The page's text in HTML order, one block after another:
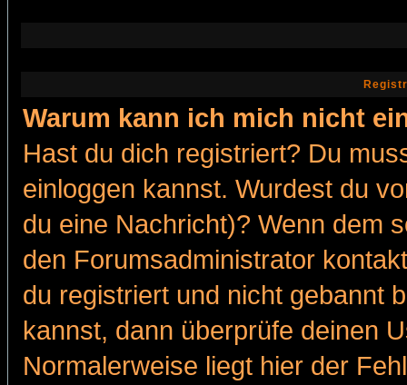
Warum kann ich mich nicht
Hast du dich registriert? Du
einloggen kannst. Wurdest du
du eine Nachricht)? Wenn dem
den Forumsadministrator
du registriert und nicht gebannt
kannst, dann überprüfe deinen
Normalerweise liegt hier der